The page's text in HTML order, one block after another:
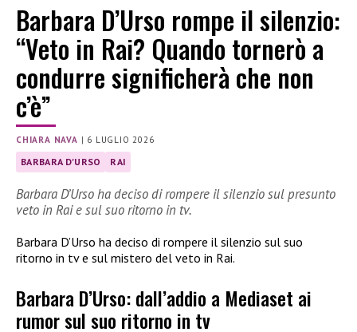
Barbara D’Urso rompe il silenzio:
“Veto in Rai? Quando tornerò a
condurre significherà che non
c’è”
CHIARA NAVA | 6 LUGLIO 2026
BARBARA D'URSO RAI
Barbara D’Urso ha deciso di rompere il silenzio sul presunto
veto in Rai e sul suo ritorno in tv.
Barbara D’Urso ha deciso di rompere il silenzio sul suo
ritorno in tv e sul mistero del veto in Rai.
Barbara D’Urso: dall’addio a Mediaset ai
rumor sul suo ritorno in tv